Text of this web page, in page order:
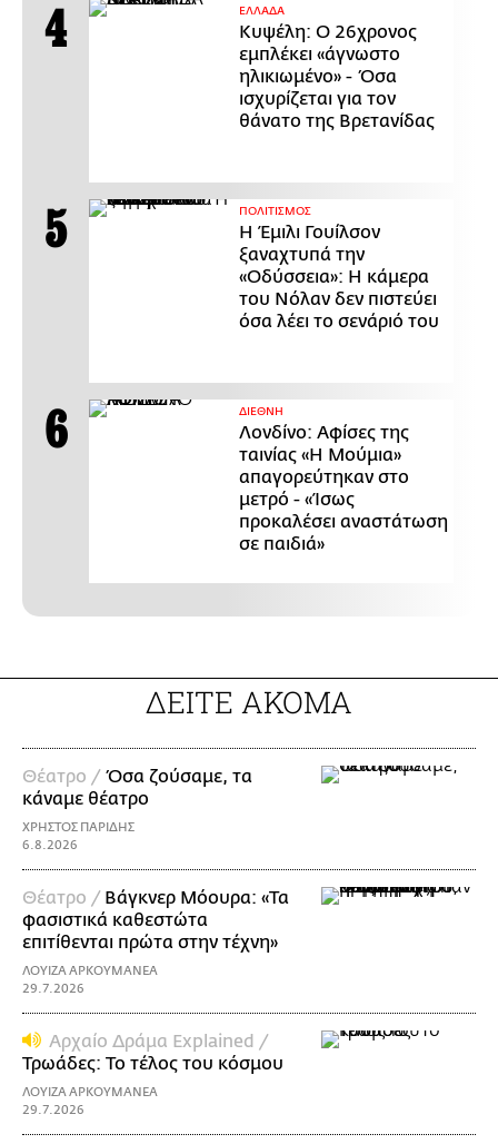
ΕΛΛΑΔΑ
Κυψέλη: Ο 26χρονος
εμπλέκει «άγνωστο
ηλικιωμένο» - Όσα
ισχυρίζεται για τον
θάνατο της Βρετανίδας
ΠΟΛΙΤΙΣΜΟΣ
Η Έμιλι Γουίλσον
ξαναχτυπά την
«Οδύσσεια»: Η κάμερα
του Νόλαν δεν πιστεύει
όσα λέει το σενάριό του
ΔΙΕΘΝΗ
Λονδίνο: Αφίσες της
ταινίας «Η Μούμια»
απαγορεύτηκαν στο
μετρό - «Ίσως
προκαλέσει αναστάτωση
σε παιδιά»
ΔΕΙΤΕ ΑΚΟΜΑ
Θέατρο /Όσα ζούσαμε, τα
κάναμε θέατρο
ΧΡΗΣΤΟΣ ΠΑΡΙΔΗΣ
6.8.2026
Θέατρο / Βάγκνερ Μόουρα: «Τα
φασιστικά καθεστώτα
επιτίθενται πρώτα στην τέχνη»
ΛΟΥΙΖΑ ΑΡΚΟΥΜΑΝΕΑ
29.7.2026
Αρχαίο Δράμα Explained /
Τρωάδες: Το τέλος του κόσμου
ΛΟΥΙΖΑ ΑΡΚΟΥΜΑΝΕΑ
29.7.2026